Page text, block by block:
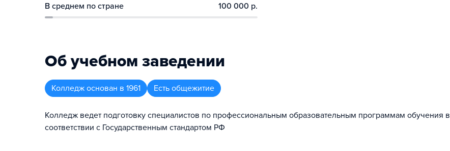
В среднем по стране 100 000 р.
Об учебном заведении
Колледж основан в 1961 Есть общежитие
Колледж ведет подготовку специалистов по профессиональным образовательным программам обучения в
соответствии с Государственным стандартом РФ